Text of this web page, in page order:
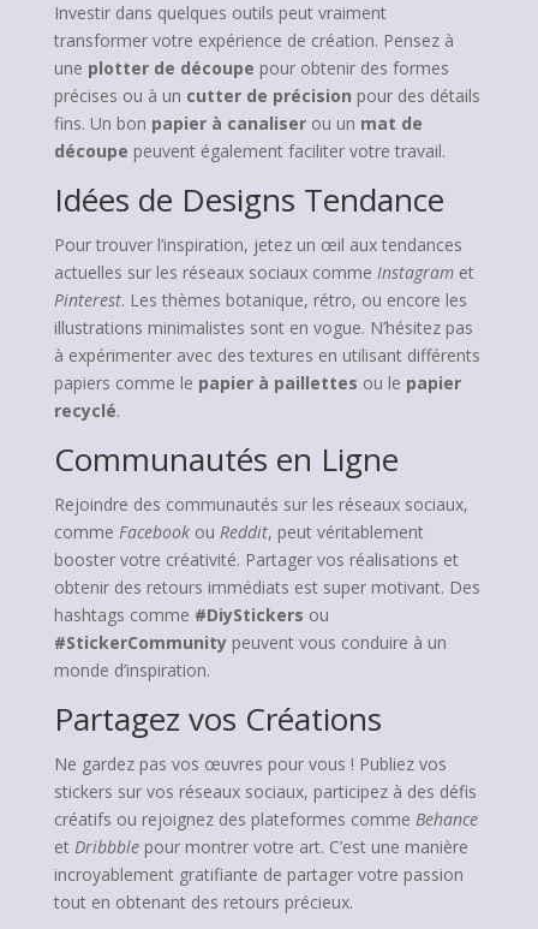
Investir dans quelques outils peut vraiment
transformer votre expérience de création. Pensez à
une plotter de découpe pour obtenir des formes
précises ou à un cutter de précision pour des détails
fins. Un bon papier à canaliserou un mat de
découpe peuvent également faciliter votre travail.
Idées de Designs Tendance
Pour trouver l’inspiration, jetez un œil aux tendances
actuelles sur les réseaux sociaux comme Instagramet
Pinterest. Les thèmes botanique, rétro, ou encore les
illustrations minimalistes sont en vogue. N’hésitez pas
à expérimenter avec des textures en utilisant différents
papiers comme le papier à paillettes ou le papier
recyclé.
Communautés en Ligne
Rejoindre des communautés sur les réseaux sociaux,
comme Facebookou Reddit, peut véritablement
booster votre créativité. Partager vos réalisations et
obtenir des retours immédiats est super motivant. Des
hashtags comme #DiyStickers ou
#StickerCommunitypeuvent vous conduire à un
monde d’inspiration.
Partagez vos Créations
Ne gardez pas vos œuvres pour vous ! Publiez vos
stickers sur vos réseaux sociaux, participez à des défis
créatifs ou rejoignez des plateformes comme Behance
et Dribbblepour montrer votre art. C’est une manière
incroyablement gratifiante de partager votre passion
tout en obtenant des retours précieux.